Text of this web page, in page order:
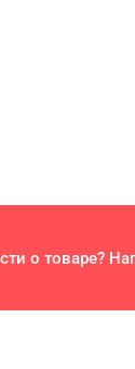
о товаре?